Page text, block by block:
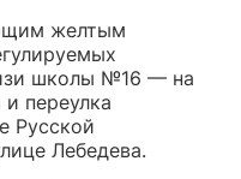
желтым
школы №16 — на
переулка
Русской
Лебедева.